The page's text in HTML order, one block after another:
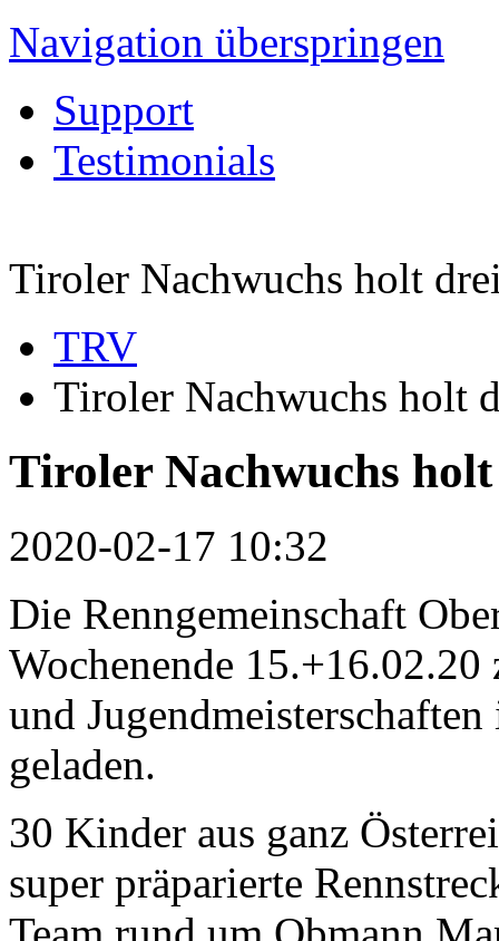
Navigation überspringen
Support
Testimonials
Tiroler Nachwuchs holt
TRV
Tiroler Nachwuchs holt
Tiroler Nachwuchs
2020-02-17 10:32
Die Renngemeinschaft
Wochenende
und
geladen.
30 Kinder aus ganz
super präparierte